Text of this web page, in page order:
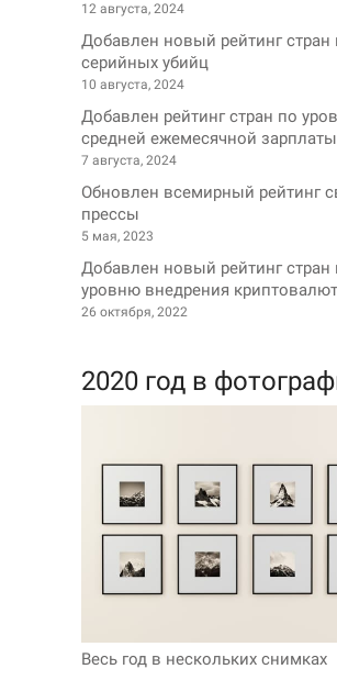
12 августа, 2024
Добавлен новый рейтинг стран
серийных убийц
10 августа, 2024
Добавлен рейтинг стран по
средней ежемесячной зарплаты
7 августа, 2024
Обновлен всемирный рейтинг
прессы
5 мая, 2023
Добавлен новый рейтинг стран
уровню внедрения криптовалют
26 октября, 2022
2020 год в
Весь год в нескольких снимках